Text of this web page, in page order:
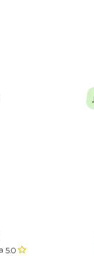
5.0